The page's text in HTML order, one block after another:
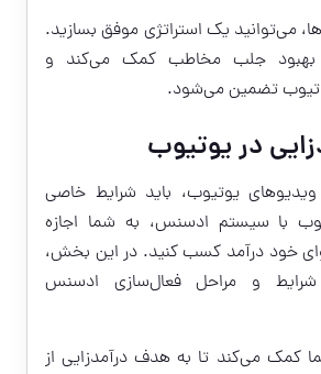
می‌توانید یک استراتژی موفق بسازید.
بهبود جلب مخاطب کمک می‌کند و
تضمین می‌شود.
در یوتیوب
ویدیوهای یوتیوب، باید شرایط خاصی
با سیستم ادسنس، به شما اجازه
خود درآمد کسب کنید. در این بخش،
و مراحل فعال‌سازی ادسنس
کمک می‌کند تا به هدف درآمدزایی از